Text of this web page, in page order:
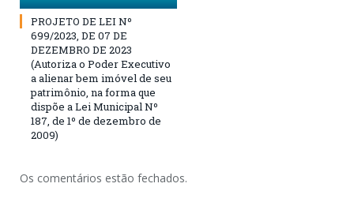
PROJETO DE LEI Nº
699/2023, DE 07 DE
DEZEMBRO DE 2023
(Autoriza o Poder Executivo
a alienar bem imóvel de seu
patrimônio, na forma que
dispõe a Lei Municipal Nº
187, de 1º de dezembro de
2009)
Os comentários estão fechados.